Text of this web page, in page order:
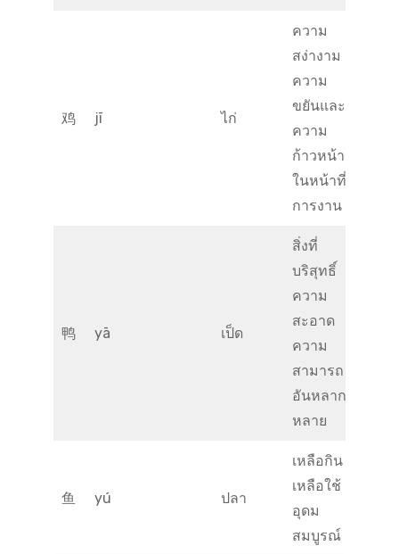
鸡 jī ไก่
ความ
สง่างาม
ความ
ขยันและ
ความ
ก้าวหน้า
ในหน้าที่
การงาน
鸭 yā เป็ด
สิ่งที่
บริสุทธิ์
ความ
สะอาด
ความ
สามารถ
อันหลาก
หลาย
鱼 yú ปลา
เหลือกิน
เหลือใช้
อุดม
สมบูรณ์